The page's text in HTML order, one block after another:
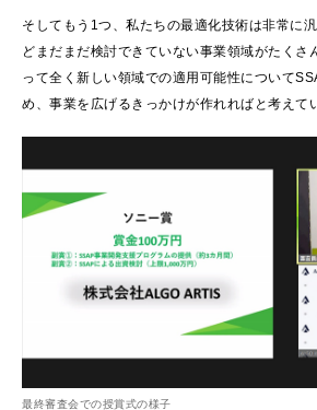
そしてもう1つ、私たちの最適化技術は非常に
どまだまだ検討できていない事業領域がたくさ
って全く新しい領域での適用可能性について
め、事業を広げるきっかけが作れればと考えて
最終審査会での授賞式の様子